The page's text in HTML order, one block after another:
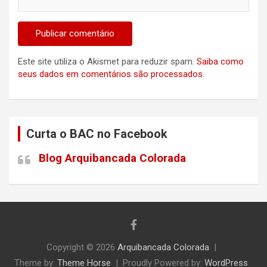
Este site utiliza o Akismet para reduzir spam. Saiba como
seus dados em comentários são processados.
Curta o BAC no Facebook
Blog Arquibancada Colorada
Copyright © 2026 Arquibancada Colorada
Theme by: Theme Horse Proudly Powered by: WordPress